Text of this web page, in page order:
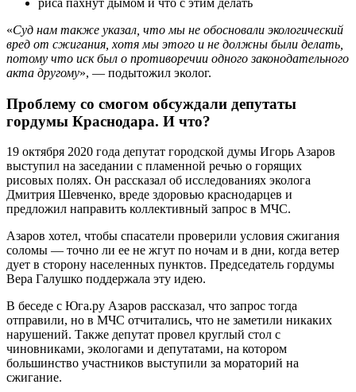
«Суд нам также указал, что мы не обосновали экологический
вред от сжигания, хотя мы этого и не должны были делать,
потому что иск был о противоречии одного законодательного
акта другому», — подытожил эколог.
Проблему со смогом обсуждали депутаты
гордумы Краснодара. И что?
19 октября 2020 года депутат городской думы Игорь Азаров
выступил на заседании с пламенной речью о горящих
рисовых полях. Он рассказал об исследованиях эколога
Дмитрия Шевченко, вреде здоровью краснодарцев и
предложил направить коллективный запрос в МЧС.
Азаров хотел, чтобы спасатели проверили условия сжигания
соломы — точно ли ее не жгут по ночам и в дни, когда ветер
дует в сторону населенных пунктов. Председатель гордумы
Вера Галушко поддержала эту идею.
В беседе с Юга.ру Азаров рассказал, что запрос тогда
отправили, но в МЧС отчитались, что не заметили никаких
нарушений. Также депутат провел круглый стол с
чиновниками, экологами и депутатами, на котором
большинство участников выступили за мораторий на
сжигание.